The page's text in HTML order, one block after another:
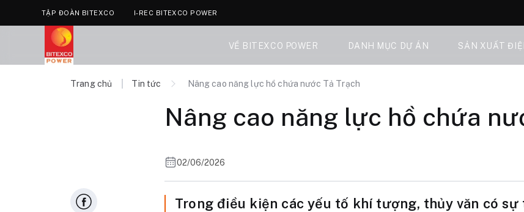
TẬP ĐOÀN BITEXCO I-REC BITEXCO POWER
VỀ BITEXCO POWER DANH MỤC DỰ ÁN SẢN XUẤT
Trang chủ Tin tức Nâng cao năng lực hồ chứa nước Tả Trạch
Nâng cao năng lực hồ chứa
02/06/2026
Trong điều kiện các yếu tố khí tượng, thủy văn có